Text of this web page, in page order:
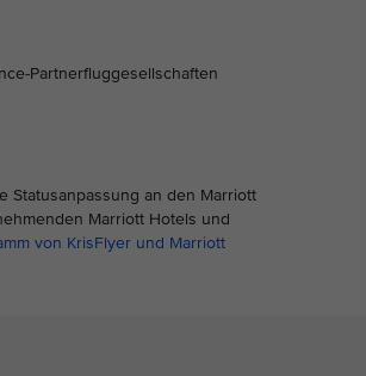
Partnerfluggesellschaften
Statusanpassung an den Marriott
Marriott Hotels und
von KrisFlyer und Marriott